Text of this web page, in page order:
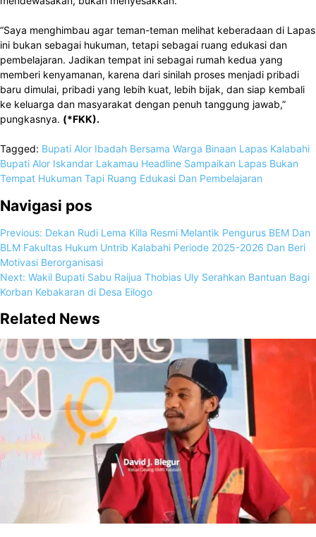
“Saya menghimbau agar teman-teman melihat keberadaan di Lapas
ini bukan sebagai hukuman, tetapi sebagai ruang edukasi dan
pembelajaran. Jadikan tempat ini sebagai rumah kedua yang
memberi kenyamanan, karena dari sinilah proses menjadi pribadi
baru dimulai, pribadi yang lebih kuat, lebih bijak, dan siap kembali
ke keluarga dan masyarakat dengan penuh tanggung jawab,”
pungkasnya. (*FKK).
Tagged: Bupati Alor Ibadah Bersama Warga Binaan Lapas Kalabahi
Bupati Alor Iskandar Lakamau Headline Sampaikan Lapas Bukan
Tempat Hukuman Tapi Ruang Edukasi Dan Pembelajaran
Navigasi pos
Previous: Dekan Rudi Lema Killa Resmi Melantik Pengurus BEM Dan
BLM Fakultas Hukum Untrib Kalabahi Periode 2025-2026 Dan Beri
Motivasi Berorganisasi
Next: Wakil Bupati Sabu Raijua Thobias Uly Serahkan Bantuan Bagi
Korban Kebakaran di Desa Eilogo
Related News